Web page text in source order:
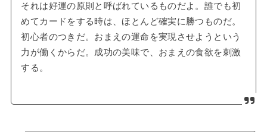
それは好運の原則と呼ばれているものだよ。誰でも初
めてカードをする時は、ほとんど確実に勝つものだ。
初心者のつきだ。おまえの運命を実現させようという
力が働くからだ。成功の美味で、おまえの食欲を刺激
する。